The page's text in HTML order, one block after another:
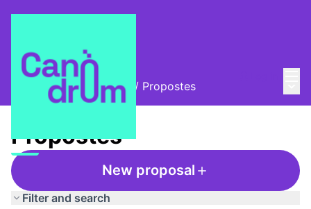
Trobades i assemblees / Propostes
Propostes
New proposal
Filter and search